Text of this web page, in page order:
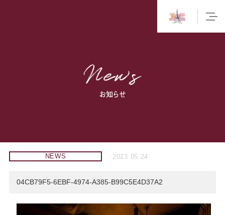
お知らせ
NEWS 2023.05.24
04CB79F5-6EBF-4974-A385-B99C5E4D37A2